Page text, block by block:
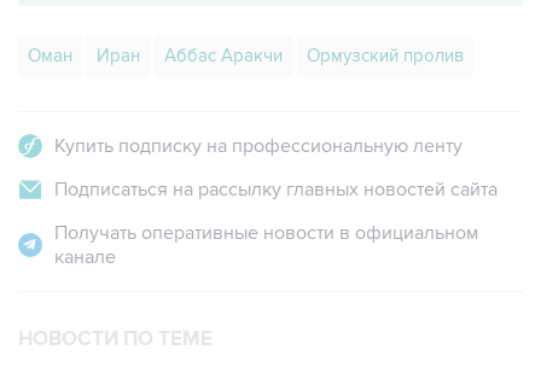
Оман Иран Аббас Аракчи Ормузский пролив
Купить подписку на профессиональную ленту
Подписаться на рассылку главных новостей сайта
Получать оперативные новости в официальном
канале
НОВОСТИ ПО ТЕМЕ